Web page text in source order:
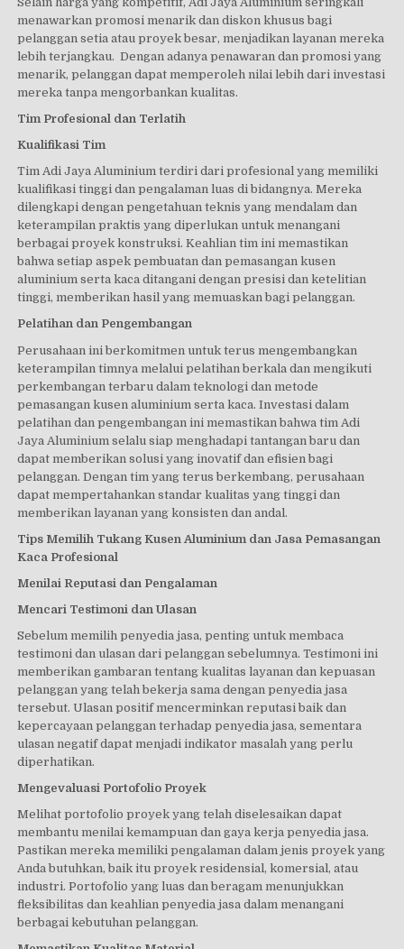
menawarkan promosi menarik dan diskon khusus bagi
pelanggan setia atau proyek besar, menjadikan layanan mereka
lebih terjangkau. Dengan adanya penawaran dan promosi yang
menarik, pelanggan dapat memperoleh nilai lebih dari investasi
mereka tanpa mengorbankan kualitas.
Tim Profesional dan Terlatih
Kualifikasi Tim
Tim Adi Jaya Aluminium terdiri dari profesional yang memiliki
kualifikasi tinggi dan pengalaman luas di bidangnya. Mereka
dilengkapi dengan pengetahuan teknis yang mendalam dan
keterampilan praktis yang diperlukan untuk menangani
berbagai proyek konstruksi. Keahlian tim ini memastikan
bahwa setiap aspek pembuatan dan pemasangan kusen
aluminium serta kaca ditangani dengan presisi dan ketelitian
tinggi, memberikan hasil yang memuaskan bagi pelanggan.
Pelatihan dan Pengembangan
Perusahaan ini berkomitmen untuk terus mengembangkan
keterampilan timnya melalui pelatihan berkala dan mengikuti
perkembangan terbaru dalam teknologi dan metode
pemasangan kusen aluminium serta kaca. Investasi dalam
pelatihan dan pengembangan ini memastikan bahwa tim Adi
Jaya Aluminium selalu siap menghadapi tantangan baru dan
dapat memberikan solusi yang inovatif dan efisien bagi
pelanggan. Dengan tim yang terus berkembang, perusahaan
dapat mempertahankan standar kualitas yang tinggi dan
memberikan layanan yang konsisten dan andal.
Tips Memilih Tukang Kusen Aluminium dan Jasa Pemasangan
Kaca Profesional
Menilai Reputasi dan Pengalaman
Mencari Testimoni dan Ulasan
Sebelum memilih penyedia jasa, penting untuk membaca
testimoni dan ulasan dari pelanggan sebelumnya. Testimoni ini
memberikan gambaran tentang kualitas layanan dan kepuasan
pelanggan yang telah bekerja sama dengan penyedia jasa
tersebut. Ulasan positif mencerminkan reputasi baik dan
kepercayaan pelanggan terhadap penyedia jasa, sementara
ulasan negatif dapat menjadi indikator masalah yang perlu
diperhatikan.
Mengevaluasi Portofolio Proyek
Melihat portofolio proyek yang telah diselesaikan dapat
membantu menilai kemampuan dan gaya kerja penyedia jasa.
Pastikan mereka memiliki pengalaman dalam jenis proyek yang
Anda butuhkan, baik itu proyek residensial, komersial, atau
industri. Portofolio yang luas dan beragam menunjukkan
fleksibilitas dan keahlian penyedia jasa dalam menangani
berbagai kebutuhan pelanggan.